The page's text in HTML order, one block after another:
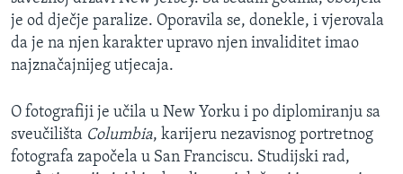
je od dječje paralize. Oporavila se, donekle, i vjerovala
da je na njen karakter upravo njen invaliditet imao
najznačajnijeg utjecaja.
O fotografiji je učila u New Yorku i po diplomiranju sa
sveučilišta Columbia, karijeru nezavisnog portretnog
fotografa započela u San Franciscu. Studijski rad,